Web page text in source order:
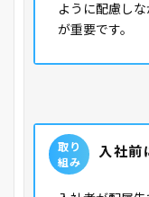
ように配慮し
が重要です。
取り
組み
入社前